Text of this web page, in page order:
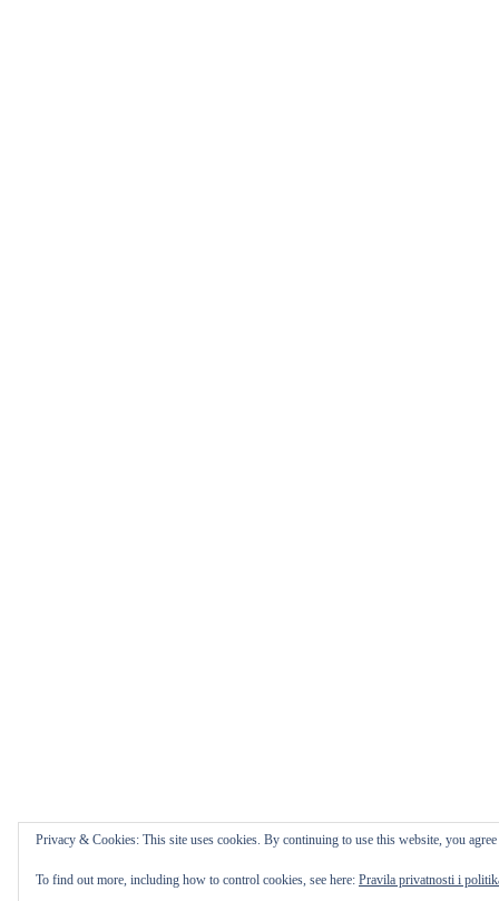
Privacy & Cookies: This site uses cookies. By continuing to use this website, you
To find out more, including how to control cookies, see here: Pravila privatnosti i